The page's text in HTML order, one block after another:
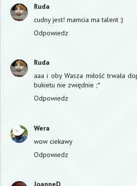
Ruda
cudny jest! mamcia ma talent :)
Odpowiedz
Ruda
aaa i oby Wasza miłość trwała
bukietu nie zwiędnie ;*
Odpowiedz
Wera
wow ciekawy
Odpowiedz
JoanneD